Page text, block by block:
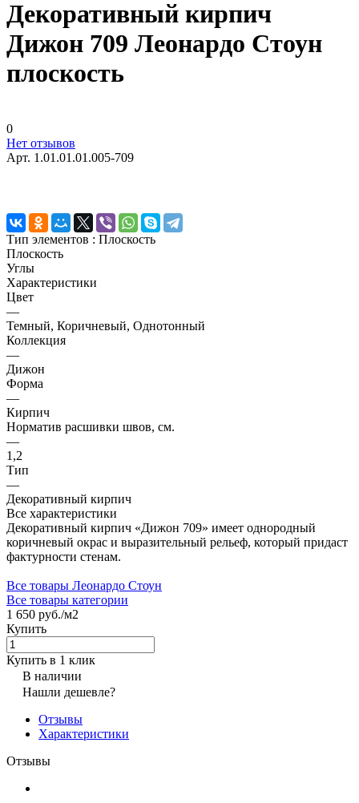
Декоративный кирпич
Дижон 709 Леонардо Стоун
плоскость
0
Нет отзывов
Арт. 1.01.01.01.005-709
Тип элементов : Плоскость
Плоскость
Углы
Характеристики
Цвет
—
Темный, Коричневый, Однотонный
Коллекция
—
Дижон
Форма
—
Кирпич
Норматив расшивки швов, см.
—
1,2
Тип
—
Декоративный кирпич
Все характеристики
Декоративный кирпич «Дижон 709» имеет однородный
коричневый окрас и выразительный рельеф, который придаст
фактурности стенам.
Все товары Леонардо Стоун
Все товары категории
1 650 руб./м2
Купить
Купить в 1 клик
В наличии
Нашли дешевле?
Отзывы
Характеристики
Отзывы